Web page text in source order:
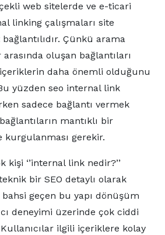
web sitelerde ve e-ticari
linking çalışmaları site
Çünkü arama
oluşan bağlantıları
daha önemli olduğunu
yüzden seo internal link
sadece bağlantı vermek
mantıklı bir
kurgulanması gerekir.
‘’internal link nedir?’’
bir SEO detaylı olarak
geçen bu yapı dönüşüm
deneyimi üzerinde çok ciddi
ilgili içeriklere kolay